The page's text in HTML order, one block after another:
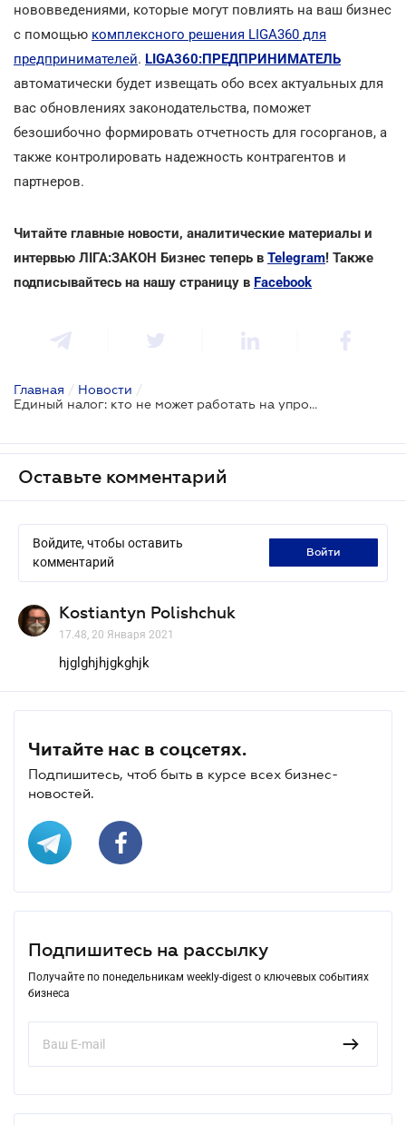
нововведениями, которые могут повлиять на ваш бизнес
с помощью комплексного решения LIGA360 для
предпринимателей. LIGA360:ПРЕДПРИНИМАТЕЛЬ
автоматически будет извещать обо всех актуальных для
вас обновлениях законодательства, поможет
безошибочно формировать отчетность для госорганов, а
также контролировать надежность контрагентов и
партнеров.
Читайте главные новости, аналитические материалы и
интервью ЛІГА:ЗАКОН Бизнес теперь в Telegram! Также
подписывайтесь на нашу страницу в Facebook
Главная / Новости /
Единый налог: кто не может работать на упрощенной системе
Оставьте комментарий
Войдите, чтобы оставить
комментарий
войти
Kostiantyn Polishchuk
17.48, 20 Января 2021
hjglghjhjgkghjk
Читайте нас в соцсетях.
Подпишитесь, чтоб быть в курсе всех бизнес-
новостей.
Подпишитесь на рассылку
Получайте по понедельникам weekly-digest о ключевых событиях
бизнеса